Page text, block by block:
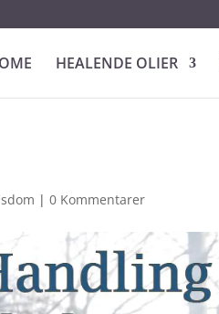
HEALENDE OLIER
|0 Kommentarer